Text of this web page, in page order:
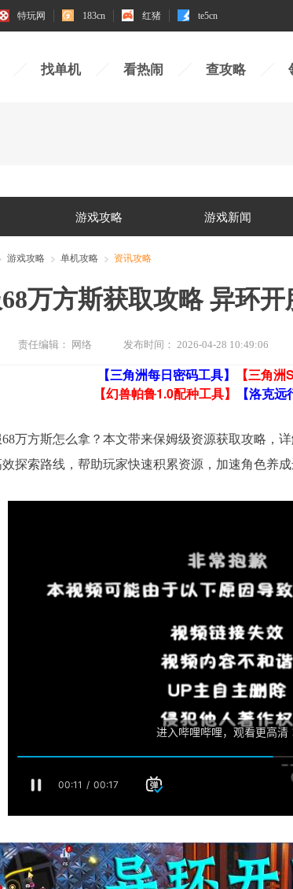
特玩网 183cn 红猪 te5cn
找单机 看热闹 查攻略
游戏攻略 游戏新闻
游戏攻略 单机攻略 资讯攻略
万方斯获取攻略 异环
责任编辑： 网络 发布时间： 2026-04-28 10:49:06
【三角洲每日密码工具】
【三角洲
【幻兽帕鲁1.0配种工具】
【洛克远
68万方斯怎么拿？本文带来保姆级资源获取攻略，
探索路线，帮助玩家快速积累资源，加速角色养成